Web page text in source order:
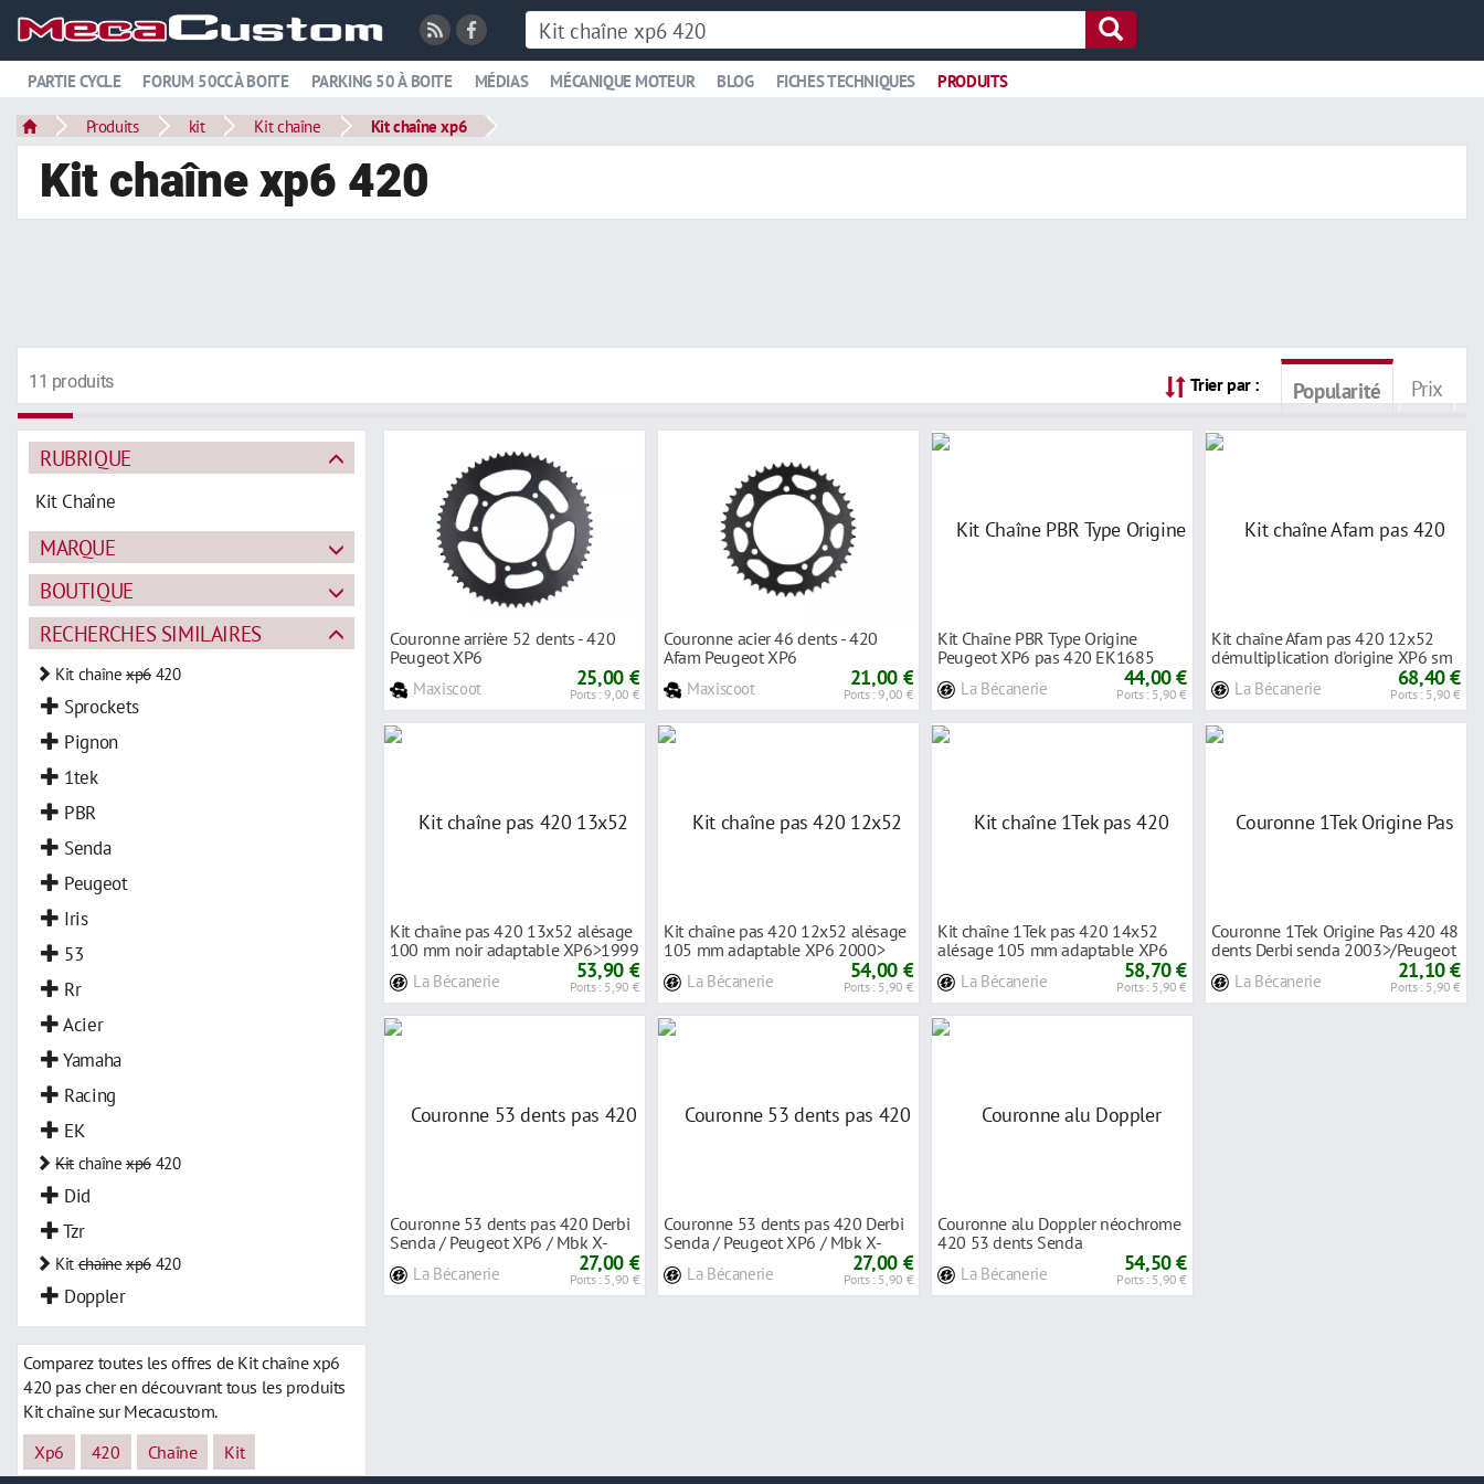
PARTIE CYCLE FORUM 50CC À BOITE PARKING 50 À BOITE MÉDIAS MÉCANIQUE MOTEUR BLOG FICHES TECHNIQUES PRODUITS
Produits kit Kit chaîne Kit chaîne xp6
Kit chaîne xp6 420
11 produits Trier par : Popularité Prix
RUBRIQUE
Kit Chaîne
MARQUE
BOUTIQUE
RECHERCHES SIMILAIRES
Kit chaînexp6420
Sprockets
Pignon
1tek
PBR
Senda
Peugeot
Iris
53
Rr
Acier
Yamaha
Racing
EK
Kitchaînexp6420
Did
Tzr
Kitchaînexp6420
Doppler
Comparez toutes les offres de Kit chaîne xp6
420 pas cher en découvrant tous les produits
Kit chaîne sur Mecacustom.
Xp6
420 Chaîne Kit
Couronne arrière 52 dents - 420
Peugeot XP6
Maxiscoot 25,00 €
Ports : 9,00 €
Couronne acier 46 dents - 420
Afam Peugeot XP6
Maxiscoot 21,00 €
Ports : 9,00 €
Kit Chaîne PBR Type Origine
Peugeot XP6 pas 420 EK1685
La Bécanerie 44,00 €
Ports : 5,90 €
Kit chaîne Afam pas 420 12x52
démultiplication d'origine XP6 sm
La Bécanerie 68,40 €
Ports : 5,90 €
Kit chaîne pas 420 13x52 alésage
100 mm noir adaptable XP6>1999
La Bécanerie 53,90 €
Ports : 5,90 €
Kit chaîne pas 420 12x52 alésage
105 mm adaptable XP6 2000>
La Bécanerie 54,00 €
Ports : 5,90 €
Kit chaîne 1Tek pas 420 14x52
alésage 105 mm adaptable XP6
La Bécanerie 58,70 €
Ports : 5,90 €
Couronne 1Tek Origine Pas 420 48
dents Derbi senda 2003>/Peugeot
La Bécanerie 21,10 €
Ports : 5,90 €
Couronne 53 dents pas 420 Derbi
Senda / Peugeot XP6 / Mbk X-
La Bécanerie 27,00 €
Ports : 5,90 €
Couronne 53 dents pas 420 Derbi
Senda / Peugeot XP6 / Mbk X-
La Bécanerie 27,00 €
Ports : 5,90 €
Couronne alu Doppler néochrome
420 53 dents Senda
La Bécanerie 54,50 €
Ports : 5,90 €